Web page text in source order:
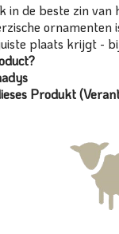
in de beste zin
ornamenten
plaats krijgt -
Produkt